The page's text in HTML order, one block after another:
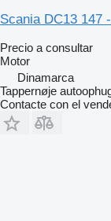
Scania DC13 147
Precio a consultar
Motor
Dinamarca
Tappernøje
Contacte con el